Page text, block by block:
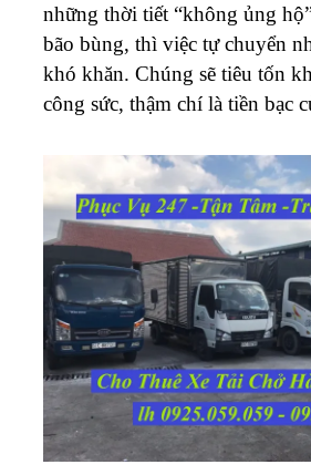
những thời tiết “không ủng
bão bùng, thì việc tự chuyển
khó khăn. Chúng sẽ tiêu tốn
công sức, thậm chí là tiền bạc